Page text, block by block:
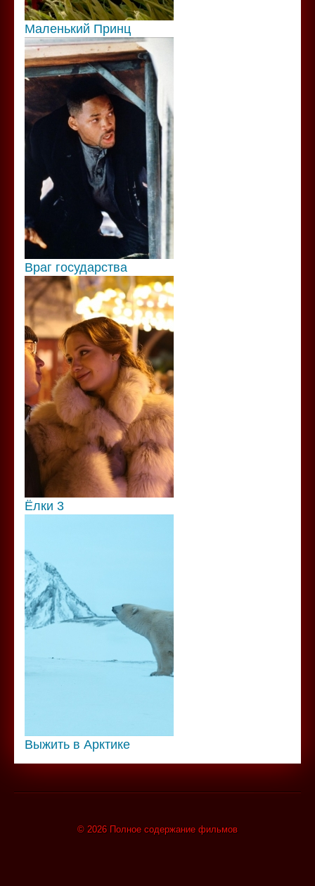
Маленький Принц
Враг государства
Ёлки 3
Выжить в Арктике
© 2026 Полное содержание фильмов